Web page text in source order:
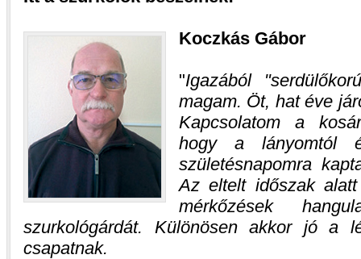
Koczkás Gábor
Igazából
magam. Öt, hat éve
Kapcsolatom a
hogy a lányomtól
születésnapomra
Az eltelt időszak
mérkőzések
szurkológárdát. Különösen akkor jó a
csapatnak.